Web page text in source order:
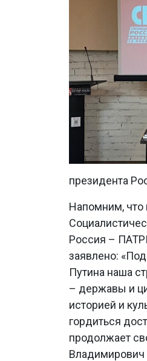
президента
Напомним, что
Россия –
заявлено:
Путина наша
– державы и
историей и
гордиться
продолжает
Владимирович